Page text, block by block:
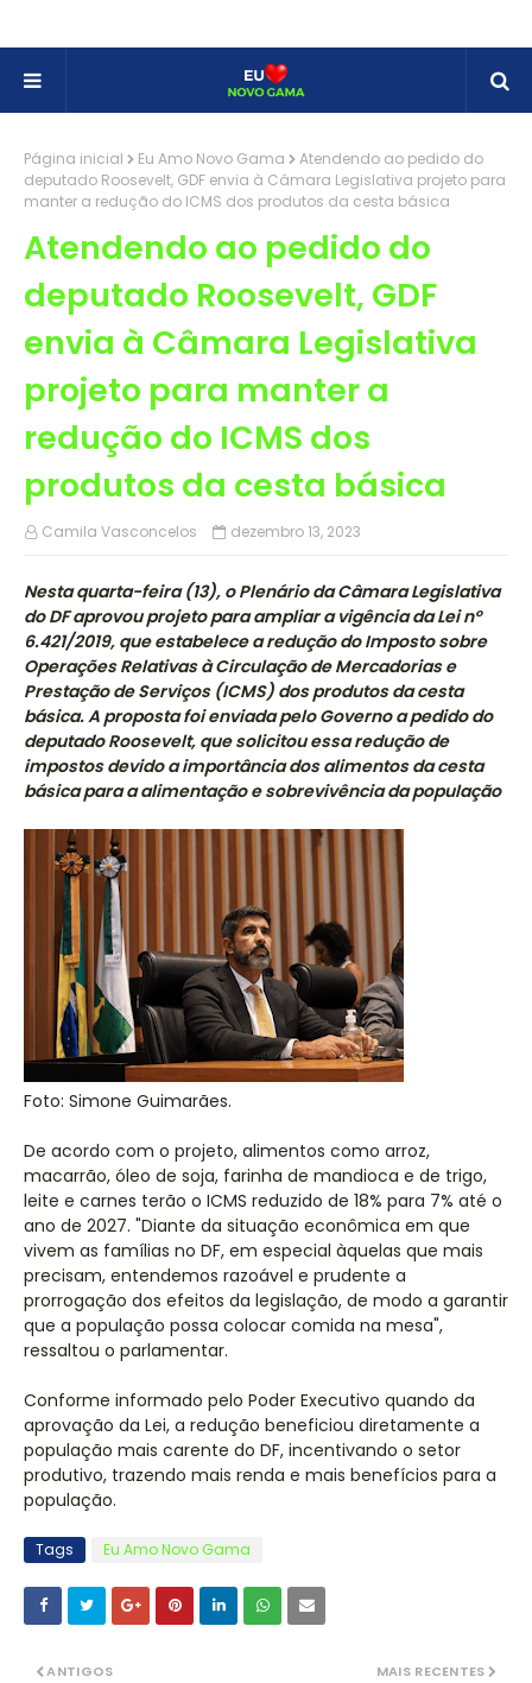
Página inicial Eu Amo Novo Gama
Atendendo ao pedido do
deputado Roosevelt, GDF envia à Câmara Legislativa projeto para
manter a redução do ICMS dos produtos da cesta básica
Atendendo ao pedido do
deputado Roosevelt, GDF
envia à Câmara Legislativa
projeto para manter a
redução do ICMS dos
produtos da cesta básica
Camila Vasconcelos dezembro 13, 2023
Nesta quarta-feira (13), o Plenário da Câmara Legislativa
do DF aprovou projeto para ampliar a vigência da Lei nº
6.421/2019, que estabelece a redução do Imposto sobre
Operações Relativas à Circulação de Mercadorias e
Prestação de Serviços (ICMS) dos produtos da cesta
básica. A proposta foi enviada pelo Governo a pedido do
deputado Roosevelt, que solicitou essa redução de
impostos devido a importância dos alimentos da cesta
básica para a alimentação e sobrevivência da população
Foto: Simone Guimarães.
De acordo com o projeto, alimentos como arroz,
macarrão, óleo de soja, farinha de mandioca e de trigo,
leite e carnes terão o ICMS reduzido de 18% para 7% até o
ano de 2027. "Diante da situação econômica em que
vivem as famílias no DF, em especial àquelas que mais
precisam, entendemos razoável e prudente a
prorrogação dos efeitos da legislação, de modo a garantir
que a população possa colocar comida na mesa",
ressaltou o parlamentar.
Conforme informado pelo Poder Executivo quando da
aprovação da Lei, a redução beneficiou diretamente a
população mais carente do DF, incentivando o setor
produtivo, trazendo mais renda e mais benefícios para a
população.
Tags Eu Amo Novo Gama
MAIS RECENTES
ANTIGOS